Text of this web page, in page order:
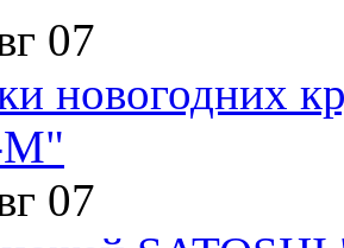
07
новогодних
М"
07